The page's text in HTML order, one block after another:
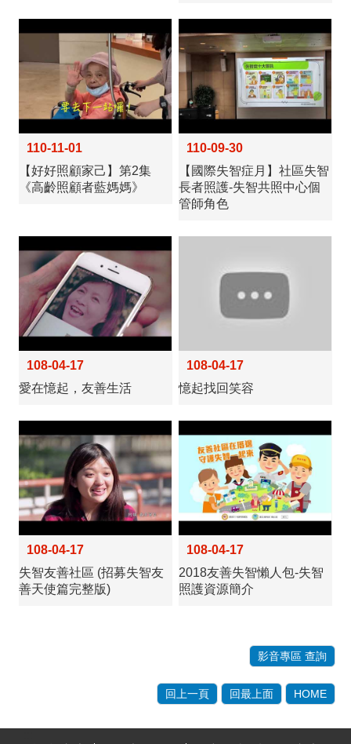
110-11-01
【好好照顧家己】第2集
《高齡照顧者藍媽媽》
110-09-30
【國際失智症月】社區失智
長者照護-失智共照中心個
管師角色
108-04-17
愛在憶起，友善生活
108-04-17
憶起找回笑容
108-04-17
失智友善社區 (招募失智友
善天使篇完整版)
108-04-17
2018友善失智懶人包-失智
照護資源簡介
影音專區 查詢
回上一頁 回最上面 HOME